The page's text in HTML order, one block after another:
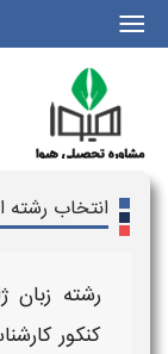
|||
انتخاب رشته
رشته زبان
کنکور